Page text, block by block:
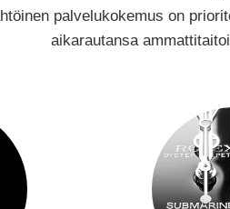
palvelukokemus on
aikarautansa